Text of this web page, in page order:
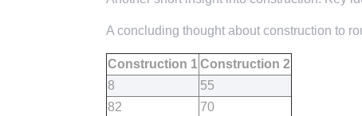
A concluding thought about construction to
Construction 1Construction 2
8
55
82
70